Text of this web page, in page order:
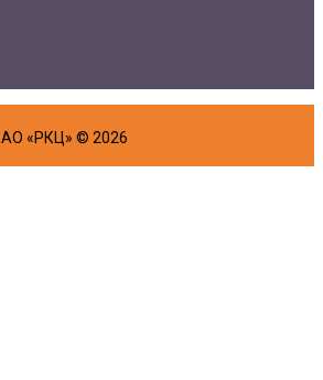
АО «РКЦ» © 2026